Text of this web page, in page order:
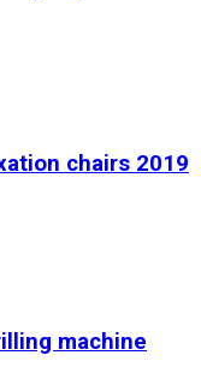
chairs 2019
machine